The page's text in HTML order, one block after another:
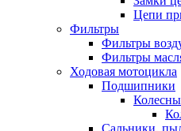
Цепи
Фильтры
Фильтры
Фильтры
Ходовая мотоцикла
Подшипники
Сальники,